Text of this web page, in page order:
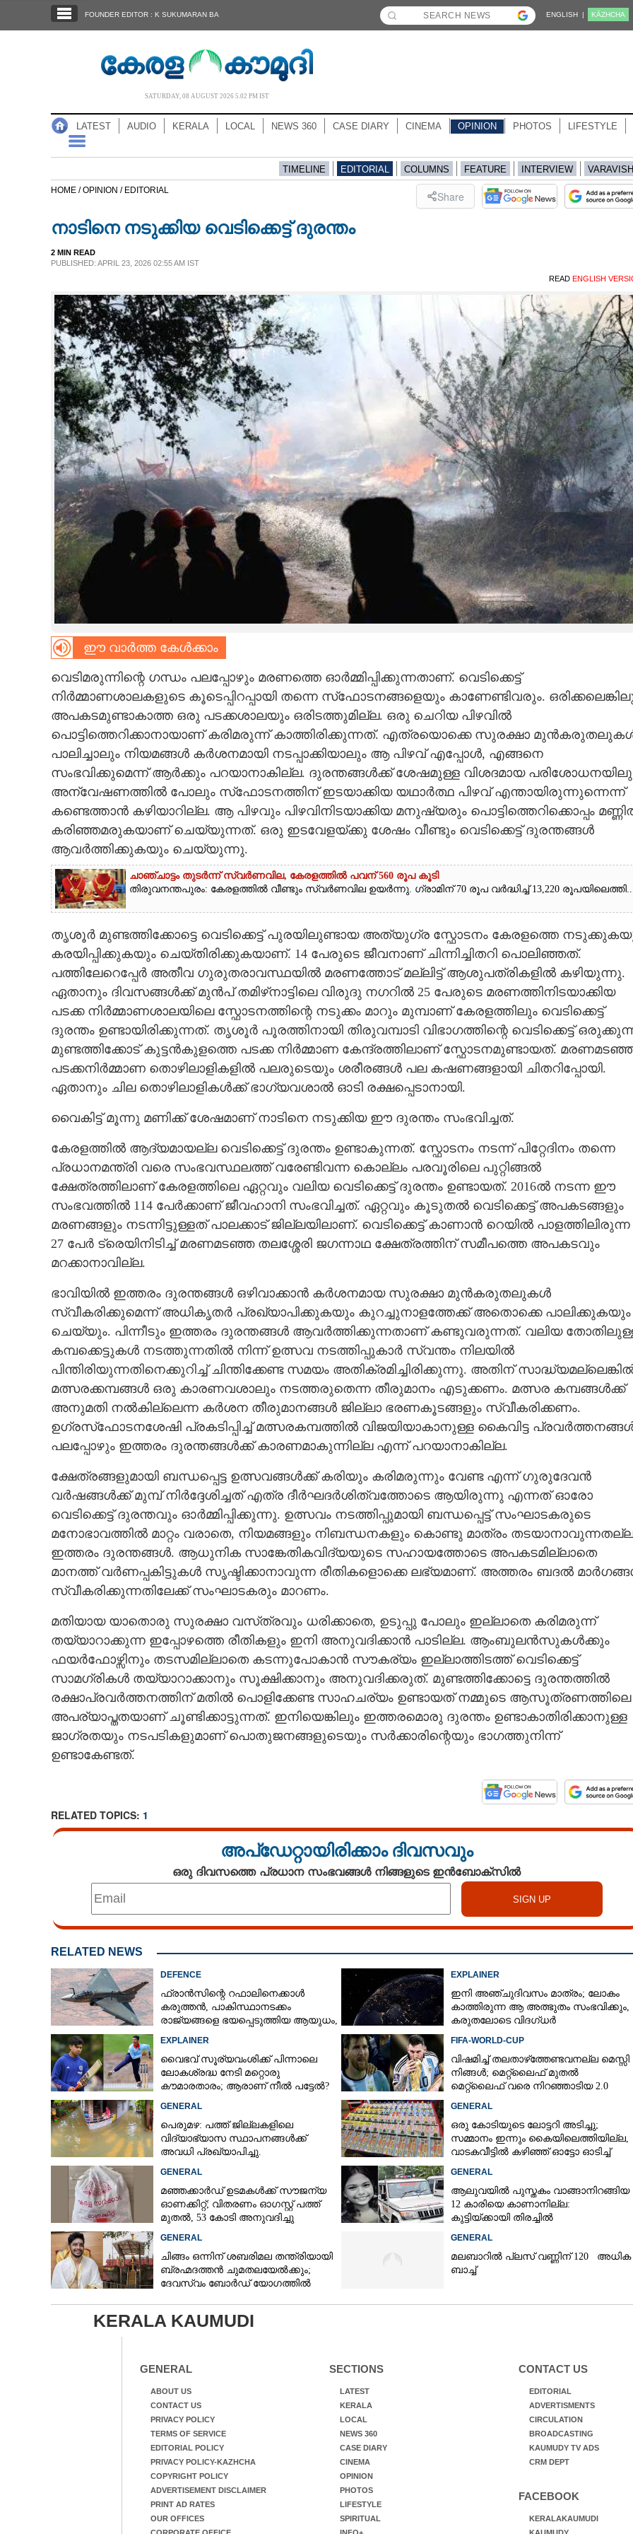
NOTIFIED NEWS
LIFESTYLE
SPIRITUAL
CARTOONS
LITERATURE
CONTACT US
FOUNDER EDITOR : K SUKUMARAN BA ENGLISH | KĀZHCHA
SATURDAY, 08 AUGUST 2026 5.02 PM IST
LATEST AUDIO KERALA LOCAL NEWS 360 CASE DIARY CINEMA OPINION PHOTOS LIFESTYLE
TIMELINE EDITORIAL COLUMNS FEATURE INTERVIEW
HOME /OPINION / EDITORIAL Share
നാടിനെ നടുക്കിയ വെടിക്കെട്ട് ദുരന്തം
2 MIN READ
PUBLISHED: APRIL 23, 2026 02:55 AM IST
READ ENGLISH
ഈ വാർത്ത കേൾക്കാം
വെടിമരുന്നിന്റെ ഗന്ധം പലപ്പോഴും മരണത്തെ ഓർമ്മിപ്പിക്കുന്നതാണ്. വെടിക്കെട്ട്
നിർമ്മാണശാലകളുടെ കൂടെപ്പിറപ്പായി തന്നെ സ്‌ഫോടനങ്ങളെയും കാണേണ്ടിവരും.
അപകടമുണ്ടാകാത്ത ഒരു പടക്കശാലയും ഒരിടത്തുമില്ല. ഒരു ചെറിയ പിഴവിൽ
പൊട്ടിത്തെറിക്കാനായാണ് കരിമരുന്ന് കാത്തിരിക്കുന്നത്. എത്രയൊക്കെ സുരക്ഷാ
പാലിച്ചാലും നിയമങ്ങൾ കർശനമായി നടപ്പാക്കിയാലും ആ പിഴവ് എപ്പോൾ, എങ്ങനെ
സംഭവിക്കുമെന്ന് ആർക്കും പറയാനാകില്ല. ദുരന്തങ്ങൾക്ക് ശേഷമുള്ള വിശദമായ
അന്വേഷണത്തിൽ പോലും സ്‌ഫോടനത്തിന് ഇടയാക്കിയ യഥാർത്ഥ പിഴവ് എന്തായിരുന്നുന്നെന്ന്
കണ്ടെത്താൻ കഴിയാറില്ല. ആ പിഴവും പിഴവിനിടയാക്കിയ മനുഷ്യരും പൊട്ടിത്തെറിക്കൊപ്പം
കരിഞ്ഞമരുകയാണ് ചെയ്യുന്നത്. ഒരു ഇടവേളയ്ക്കു ശേഷം വീണ്ടും വെടിക്കെട്ട് ദുരന്തങ്ങൾ
ആവർത്തിക്കുകയും ചെയ്യുന്നു.
ചാഞ്ചാട്ടം തുടർന്ന് സ്വർണവില, കേരളത്തിൽ പവന് 560 രൂപ കൂടി
തിരുവനന്തപുരം: കേരളത്തിൽ വീണ്ടും സ്വർണവില ഉയർന്നു. ഗ്രാമിന് 70 രൂപ വർദ്ധിച്ച് 13,220
തൃശൂർ മുണ്ടത്തിക്കോട്ടെ വെടിക്കെട്ട് പുരയിലുണ്ടായ അത്യുഗ്ര സ്ഫോടനം കേരളത്തെ
കരയിപ്പിക്കുകയും ചെയ്തിരിക്കുകയാണ്. 14 പേരുടെ ജീവനാണ് ചിന്നിച്ചിതറി പൊലിഞ്ഞത്.
പത്തിലേറെപ്പേർ അതീവ ഗുരുതരാവസ്ഥയിൽ മരണത്തോട് മല്ലിട്ട് ആശുപത്രികളിൽ കഴിയുന്നു.
ഏതാനും ദിവസങ്ങൾക്ക് മുൻപ് തമിഴ്‌നാട്ടിലെ വിരുദു നഗറിൽ 25 പേരുടെ മരണത്തിനിടയാക്കിയ
പടക്ക നിർമ്മാണശാലയിലെ സ്ഫോടനത്തിന്റെ നടുക്കം മാറും മുമ്പാണ് കേരളത്തിലും വെടിക്കെട്ട്
ദുരന്തം ഉണ്ടായിരിക്കുന്നത്. തൃശൂർ പൂരത്തിനായി തിരുവമ്പാടി വിഭാഗത്തിന്റെ വെടിക്കെട്ട്
മുണ്ടത്തിക്കോട് കുട്ടൻകുളത്തെ പടക്ക നിർമ്മാണ കേന്ദ്രത്തിലാണ് സ്ഫോടനമുണ്ടായത്.
പടക്കനിർമ്മാണ തൊഴിലാളികളിൽ പലരുടെയും ശരീരങ്ങൾ പല കഷണങ്ങളായി ചിതറിപ്പോയി.
ഏതാനും ചില തൊഴിലാളികൾക്ക് ഭാഗ്യവശാൽ ഓടി രക്ഷപ്പെടാനായി.
വൈകിട്ട് മൂന്നു മണിക്ക് ശേഷമാണ് നാടിനെ നടുക്കിയ ഈ ദുരന്തം സംഭവിച്ചത്.
കേരളത്തിൽ ആദ്യമായല്ല വെടിക്കെട്ട് ദുരന്തം ഉണ്ടാകുന്നത്. സ്ഫോടനം നടന്ന് പിറ്റേദിനം തന്നെ
പ്രധാനമന്ത്രി വരെ സംഭവസ്ഥലത്ത് വരേണ്ടിവന്ന കൊല്ലം പരവൂരിലെ പുറ്റിങ്ങൽ
ക്ഷേത്രത്തിലാണ് കേരളത്തിലെ ഏറ്റവും വലിയ വെടിക്കെട്ട് ദുരന്തം ഉണ്ടായത്. 2016ൽ നടന്ന ഈ
സംഭവത്തിൽ 114 പേർക്കാണ് ജീവഹാനി സംഭവിച്ചത്. ഏറ്റവും കൂടുതൽ വെടിക്കെട്ട് അപകടങ്ങളും
മരണങ്ങളും നടന്നിട്ടുള്ളത് പാലക്കാട് ജില്ലയിലാണ്. വെടിക്കെട്ട് കാണാൻ റെയിൽ പാളത്തിലിരുന്ന
27 പേർ ട്രെയിനിടിച്ച് മരണമടഞ്ഞ തലശ്ശേരി ജഗന്നാഥ ക്ഷേത്രത്തിന് സമീപത്തെ അപകടവും
മറക്കാനാവില്ല.
ഭാവിയിൽ ഇത്തരം ദുരന്തങ്ങൾ ഒഴിവാക്കാൻ കർശനമായ സുരക്ഷാ മുൻകരുതലുകൾ
സ്വീകരിക്കുമെന്ന് അധികൃതർ പ്രഖ്യാപിക്കുകയും കുറച്ചുനാളത്തേക്ക് അതൊക്കെ പാലിക്കുകയും
ചെയ്യും. പിന്നീടും ഇത്തരം ദുരന്തങ്ങൾ ആവർത്തിക്കുന്നതാണ് കണ്ടുവരുന്നത്. വലിയ
കമ്പക്കെട്ടുകൾ നടത്തുന്നതിൽ നിന്ന് ഉത്സവ നടത്തിപ്പുകാർ സ്വന്തം നിലയിൽ
പിന്തിരിയുന്നതിനെക്കുറിച്ച് ചിന്തിക്കേണ്ട സമയം അതിക്രമിച്ചിരിക്കുന്നു. അതിന്
മത്സരക്കമ്പങ്ങൾ ഒരു കാരണവശാലും നടത്തരുതെന്ന തീരുമാനം എടുക്കണം. മത്സര കമ്പങ്ങൾക്ക്
അനുമതി നൽകില്ലെന്ന കർശന തീരുമാനങ്ങൾ ജില്ലാ ഭരണകൂടങ്ങളും സ്വീകരിക്കണം.
ഉഗ്രസ്‌ഫോടനശേഷി പ്രകടിപ്പിച്ച് മത്സരകമ്പത്തിൽ വിജയിയാകാനുള്ള കൈവിട്ട
പലപ്പോഴും ഇത്തരം ദുരന്തങ്ങൾക്ക് കാരണമാകുന്നില്ല എന്ന് പറയാനാകില്ല.
ക്ഷേത്രങ്ങളുമായി ബന്ധപ്പെട്ട ഉത്സവങ്ങൾക്ക് കരിയും കരിമരുന്നും വേണ്ട എന്ന് ഗുരുദേവൻ
വർഷങ്ങൾക്ക് മുമ്പ് നിർദ്ദേശിച്ചത് എത്ര ദീർഘദർശിത്വത്തോടെ ആയിരുന്നു എന്നത് ഓരോ
വെടിക്കെട്ട് ദുരന്തവും ഓർമ്മിപ്പിക്കുന്നു. ഉത്സവം നടത്തിപ്പുമായി ബന്ധപ്പെട്ട് സംഘാടകരുടെ
മനോഭാവത്തിൽ മാറ്റം വരാതെ, നിയമങ്ങളും നിബന്ധനകളും കൊണ്ടു മാത്രം തടയാനാവുന്നതല്ല
ഇത്തരം ദുരന്തങ്ങൾ. ആധുനിക സാങ്കേതികവിദ്യയുടെ സഹായത്തോടെ അപകടമില്ലാതെ
മാനത്ത് വർണപ്പകിട്ടുകൾ സൃഷ്ടിക്കാനാവുന്ന രീതികളൊക്കെ ലഭ്യമാണ്. അത്തരം ബദൽ
സ്വീകരിക്കുന്നതിലേക്ക് സംഘാടകരും മാറണം.
മതിയായ യാതൊരു സുരക്ഷാ വസ്‌ത്രവും ധരിക്കാതെ, ഉടുപ്പു പോലും ഇല്ലാതെ കരിമരുന്ന്
തയ്യാറാക്കുന്ന ഇപ്പോഴത്തെ രീതികളും ഇനി അനുവദിക്കാൻ പാടില്ല. ആംബുലൻസുകൾക്കും
ഫയർഫോഴ്സിനും തടസമില്ലാതെ കടന്നുപോകാൻ സൗകര്യം ഇല്ലാത്തിടത്ത് വെടിക്കെട്ട്
സാമഗ്രികൾ തയ്യാറാക്കാനും സൂക്ഷിക്കാനും അനുവദിക്കരുത്. മുണ്ടത്തിക്കോട്ടെ ദുരന്തത്തിൽ
രക്ഷാപ്രവർത്തനത്തിന് മതിൽ പൊളിക്കേണ്ട സാഹചര്യം ഉണ്ടായത് നമ്മുടെ ആസൂത്രണത്തിലെ
അപര്യാപ്തതയാണ് ചൂണ്ടിക്കാട്ടുന്നത്. ഇനിയെങ്കിലും ഇത്തരമൊരു ദുരന്തം ഉണ്ടാകാതിരിക്കാനുള്ള
ജാഗ്രതയും നടപടികളുമാണ് പൊതുജനങ്ങളുടെയും സർക്കാരിന്റെയും ഭാഗത്തുനിന്ന്
ഉണ്ടാകേണ്ടത്.
RELATED TOPICS: 1
അപ്ഡേറ്റായിരിക്കാം ദിവസവും
ഒരു ദിവസത്തെ പ്രധാന സംഭവങ്ങൾ നിങ്ങളുടെ ഇൻബോക്സിൽ
RELATED NEWS
DEFENCE
ഫ്രാൻസിന്റെ റഫാലിനെക്കാൾ
കരുത്തൻ,​ പാകിസ്ഥാനടക്കം
രാജ്യങ്ങളെ ഭയപ്പെടുത്തിയ ആയുധം,​
EXPLAINER
ഇനി അഞ്ചുദിവസം മാത്രം; ലോകം
കാത്തിരുന്ന ആ അത്ഭുതം സംഭവിക്കും,
കരുതലോടെ വിദഗ്ധർ
EXPLAINER
വൈഭവ് സൂര്യവംശിക്ക് പിന്നാലെ
ലോകശ്രദ്ധ നേടി മറ്റൊരു
കൗമാരതാരം; ആരാണ് നീൽ പട്ടേൽ?
FIFA-WORLD-CUP
വിഷമിച്ച് തലതാഴ്‌ത്തേണ്ടവനല്ല മെസ്സി
നിങ്ങള്‍; മെറ്റ്‌ലൈഫ് മുതല്‍
മെറ്റ്‌ലൈഫ് വരെ നിറഞ്ഞാടിയ 2.0
GENERAL
പെരുമഴ: പത്ത് ജില്ലകളിലെ
വിദ്യാഭ്യാസ സ്ഥാപനങ്ങൾക്ക്
അവധി പ്രഖ്യാപിച്ചു.
GENERAL
ഒരു കോടിയുടെ ലോട്ടറി അടിച്ചു;
സമ്മാനം ഇന്നും കൈയിലെത്തിയില്ല,
വാടകവീട്ടിൽ കഴിഞ്ഞ് ഓട്ടോ ഓടിച്ച്
GENERAL
മഞ്ഞക്കാർഡ് ഉടമകൾക്ക് സൗജന്യ
ഓണക്കിറ്റ്; വിതരണം ഓഗസ്റ്റ് പത്ത്
മുതൽ, 53 കോടി അനുവദിച്ചു
GENERAL
ആലുവയിൽ പുസ്തകം വാങ്ങാനിറങ്ങിയ
12 കാരിയെ കാണാനില്ല:
കുട്ടിയ്ക്കായി തിരച്ചിൽ
GENERAL
ചിങ്ങം ഒന്നിന് ശബരിമല തന്ത്രിയായി
ബ്രഹ്മദത്തൻ ചുമതലയേൽക്കും;
ദേവസ്വം ബോർഡ് യോഗത്തിൽ
GENERAL
മലബാറിൽ പ്ലസ് വണ്ണിന് 120 അധിക
ബാച്ച്
KERALA KAUMUDI
GENERAL
ABOUT US
CONTACT US
PRIVACY POLICY
TERMS OF SERVICE
EDITORIAL POLICY
PRIVACY POLICY-KAZHCHA
COPYRIGHT POLICY
ADVERTISEMENT DISCLAIMER
PRINT AD RATES
OUR OFFICES
SECTIONS
LATEST
KERALA
LOCAL
NEWS 360
CASE DIARY
CINEMA
OPINION
PHOTOS
LIFESTYLE
SPIRITUAL
CONTACT US
EDITORIAL
ADVERTISMENTS
CIRCULATION
BROADCASTING
KAUMUDY TV ADS
CRM DEPT
FACEBOOK
KERALAKAUMUDI
നാടിനെ നടുക്കിയ വെടിക്കെട്ട് ദുരന്തം
Share this link
Copy Link